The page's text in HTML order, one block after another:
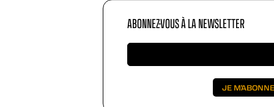
ABONNEZ-VOUS À LA NEWSLETTER